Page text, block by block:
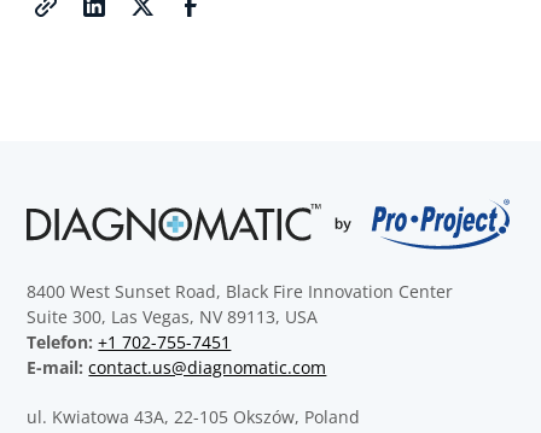
8400 West Sunset Road, Black Fire Innovation Center
Suite 300, Las Vegas, NV 89113, USA
Telefon: +1 702-755-7451
E-mail: contact.us@diagnomatic.com
ul. Kwiatowa 43A, 22-105 Okszów, Poland